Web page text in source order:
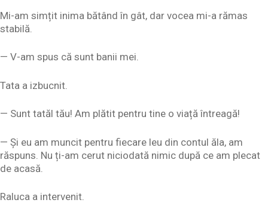
Mi-am simțit inima bătând în gât, dar vocea mi-a rămas
stabilă.
— V-am spus că sunt banii mei.
Tata a izbucnit.
— Sunt tatăl tău! Am plătit pentru tine o viață întreagă!
— Și eu am muncit pentru fiecare leu din contul ăla, am
răspuns. Nu ți-am cerut niciodată nimic după ce am plecat
de acasă.
Raluca a intervenit.